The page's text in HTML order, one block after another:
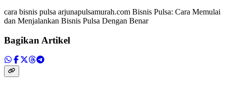
cara bisnis pulsa arjunapulsamurah.com Bisnis Pulsa: Cara Memulai
dan Menjalankan Bisnis Pulsa Dengan Benar
Bagikan Artikel